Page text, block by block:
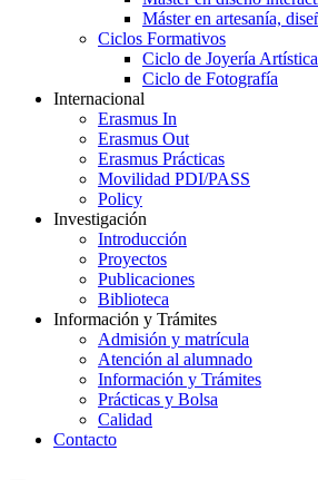
Máster en artesanía,
Ciclos Formativos
Ciclo de Joyería Artística
Ciclo de Fotografía
Internacional
Erasmus In
Erasmus Out
Erasmus Prácticas
Movilidad PDI/PASS
Policy
Investigación
Introducción
Proyectos
Publicaciones
Biblioteca
Información y Trámites
Admisión y matrícula
Atención al alumnado
Información y Trámites
Prácticas y Bolsa
Calidad
Contacto